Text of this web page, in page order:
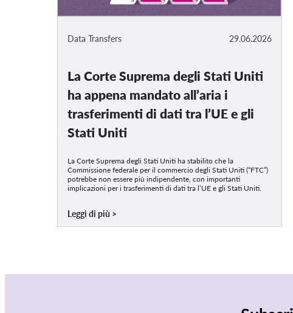
29.06.2026
Data Transfers
La Corte Suprema degli Stati Uniti
ha appena mandato all’aria i
trasferimenti di dati tra l’UE e gli
Stati Uniti
La Corte Suprema degli Stati Uniti ha stabilito che la
Commissione federale per il commercio degli Stati Uniti (“FTC”)
potrebbe non essere più indipendente, con importanti
implicazioni per i trasferimenti di dati tra l’UE e gli Stati Uniti.
Leggi di più